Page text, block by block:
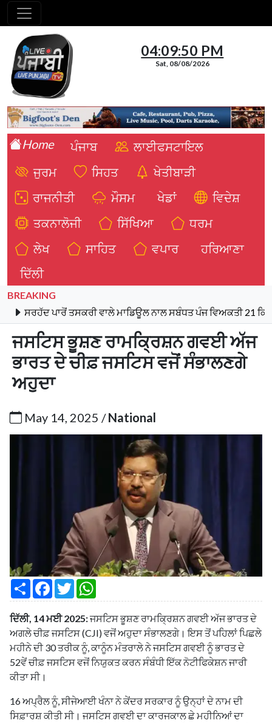
04:09:52 PM
Sat, 08/08/2026
Home ਪੰਜਾਬ
ਲਾਈਫਸਟਾਇਲ
ਜੁਰਮ
ਸਿਹਤ
ਖੇਤੀਬਾੜੀ
ਰਾਜਨੀਤੀ
ਮੌਸਮ ਖੇਡਾਂ
ਵਿਦੇਸ਼
ਤਕਨਾਲੋਜੀ
ਸਿੱਖਿਆ
ਧਰਮ
ਲੇਖ
ਸਾਹਿਤ ਵਪਾਰ
ਹਰਿਆਣਾ
ਦਿੱਲੀ
BREAKING
ਤਸਕਰੀ ਵਾਲੇ ਮਾਡਿਊਲ ਨਾਲ ਸਬੰਧਤ ਪੰਜ ਵਿਅਕਤੀ 21 ਕਿਲੋ
ਜਸਟਿਸ ਭੂਸ਼ਣ ਰਾਮਕ੍ਰਿਸ਼ਨ ਗਵਈ ਅੱਜ
ਭਾਰਤ ਦੇ ਚੀਫ਼ ਜਸਟਿਸ ਵਜੋਂ ਸੰਭਾਲਣਗੇ
ਅਹੁਦਾ
May 14, 2025 /National
S
a
e
F
c
e
b
o
o
k
T
w
i
t
t
e
r
a
t
s
A
p
p
ਦਿੱਲੀ, 14 ਮਈ 2025:ਜਸਟਿਸ ਭੂਸ਼ਣ ਰਾਮਕ੍ਰਿਸ਼ਨ ਗਵਈ ਅੱਜ ਭਾਰਤ ਦੇ
ਅਗਲੇ ਚੀਫ਼ ਜਸਟਿਸ (CJI) ਵਜੋਂ ਅਹੁਦਾ ਸੰਭਾਲਣਗੇ। ਇਸ ਤੋਂ ਪਹਿਲਾਂ ਪਿਛਲੇ
ਮਹੀਨੇ ਦੀ 30 ਤਰੀਕ ਨੂੰ, ਕਾਨੂੰਨ ਮੰਤਰਾਲੇ ਨੇ ਜਸਟਿਸ ਗਵਈ ਨੂੰ ਭਾਰਤ ਦੇ
52ਵੇਂ ਚੀਫ਼ ਜਸਟਿਸ ਵਜੋਂ ਨਿਯੁਕਤ ਕਰਨ ਸੰਬੰਧੀ ਇੱਕ ਨੋਟੀਫਿਕੇਸ਼ਨ ਜਾਰੀ
ਕੀਤਾ ਸੀ।
16 ਅਪ੍ਰੈਲ ਨੂੰ, ਸੀਜੇਆਈ ਖੰਨਾ ਨੇ ਕੇਂਦਰ ਸਰਕਾਰ ਨੂੰ ਉਨ੍ਹਾਂ ਦੇ ਨਾਮ ਦੀ
ਸਿਫ਼ਾਰਸ਼ ਕੀਤੀ ਸੀ। ਜਸਟਿਸ ਗਵਈ ਦਾ ਕਾਰਜਕਾਲ ਛੇ ਮਹੀਨਿਆਂ ਦਾ